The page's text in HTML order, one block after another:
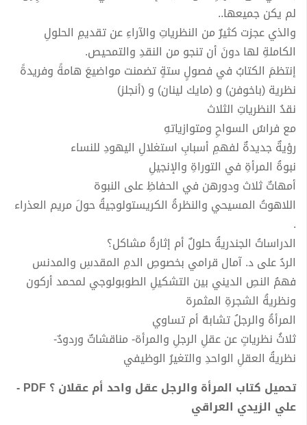
لم يكن جميعها..
والذي عجزت كثيرٌ من النظرياتِ والآراءِ عن تقديمِ الحلولِ
الكاملةِ لها دونَ أن تنجو من النقدِ والتمحيص.
إنتظمَ الكتابُ في فصولٍ ستةٍ تضمنت مواضيعَ هامةً وفريدةً
نظرية (باخوفن) و (مايك لينان) و (أنجلز)
نقدُ النظرياتِ الثلاث
مع فراسُ السواحِ ومتوازياتهِ
رؤيةٌ جديدةٌ لفهمِ أسبابِ استغلالِ اليهودِ للنساء
نبوةُ المرأةِ في التوراةِ والإنجيلِ
أمهاتٌ ثلاث ودورهن في الحفاظِ على النبوة
اللاهوتُ المسيحي والنظرةُ الكريستولوجيةُ حولَ مريم العذراء
.
الدراساتُ الجندريةُ حلولٌ أم إثارةُ مشاكل؟
الردُ على د. آمال قرامي بخصوصِ الدمِ المقدسِ والمدنس
فهمُ النصِ الديني بين التشكيلِ الطوبولوجي لمحمد أركون
ونظريةُ الشجرةِ المثمرة
المرأةُ والرجلُ تشابهٌ أم تساوي
ثلاثُ نظرياتٍ عن عقلِ الرجلِ والمرأة- مناقشاتٌ وردودٌ-
نظريةُ العقلِ الواحدِ والتغيرُ الوظيفي
تحميل كتاب المرأة والرجل عقل واحد أم عقلان ؟ PDF -
علي الزيدي العراقي